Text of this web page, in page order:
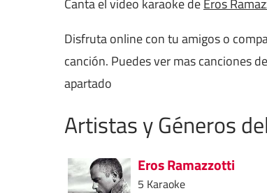
Disfruta online con tu amigos o
canción. Puedes ver mas canciones
apartado
Artistas y Géneros
Eros Ramazzotti
5 Karaoke